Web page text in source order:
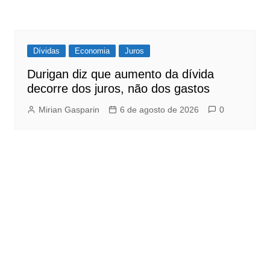
Dívidas Economia Juros
Durigan diz que aumento da dívida
decorre dos juros, não dos gastos
Mirian Gasparin 6 de agosto de 2026 0